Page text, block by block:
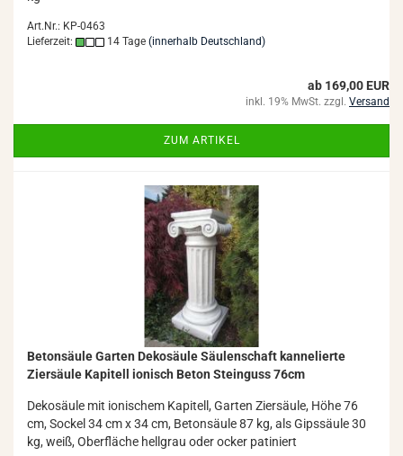
Art.Nr.: KP-0463
Lieferzeit:
14 Tage (innerhalb Deutschland)
ab 169,00 EUR
inkl. 19% MwSt. zzgl. Versand
ZUM ARTIKEL
Be­ton­säu­le Gar­ten De­ko­säu­le Säu­len­schaft kan­ne­lier­te
Zier­säu­le Ka­pi­tell io­ni­sch Beton Stein­guss 76cm
De­ko­säu­le mit io­ni­schem Ka­pi­tell, Gar­ten Zier­säu­le, Höhe 76
cm, So­ckel 34 cm x 34 cm, Be­ton­säu­le 87 kg, als Gips­säu­le 30
kg, weiß, Ober­flä­che hell­grau oder ocker pa­ti­niert